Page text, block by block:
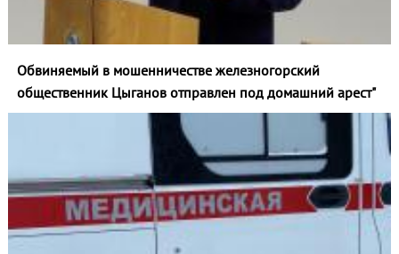
Обвиняемый в мошенничестве железногорский
общественник Цыганов отправлен под домашний арест"